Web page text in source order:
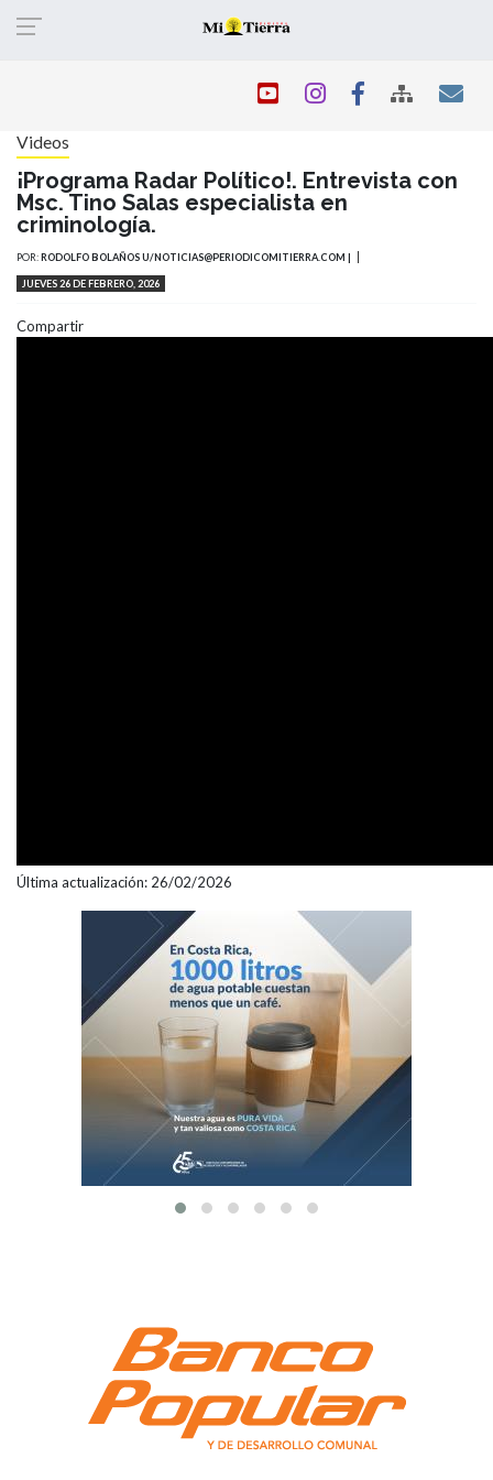
al
Videos
¡Programa Radar Político!. Entrevista con
Msc. Tino Salas especialista en
criminología.
POR:RODOLFO BOLAÑOS U/NOTICIAS@PERIODICOMITIERRA.COM |
JUEVES 26 DE FEBRERO, 2026
Compartir
Última actualización: 26/02/2026